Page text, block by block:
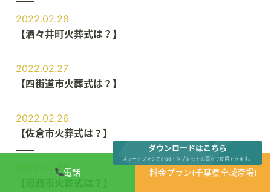
電話 料金プラン(千葉県全域斎場)
ダウンロードはこちら
スマートフォンとiPad・タブレットの両方で使用できます。
2022.02.28
【酒々井町火葬式は？】
2022.02.27
【四街道市火葬式は？】
2022.02.26
【佐倉市火葬式は？】
2022.02.25